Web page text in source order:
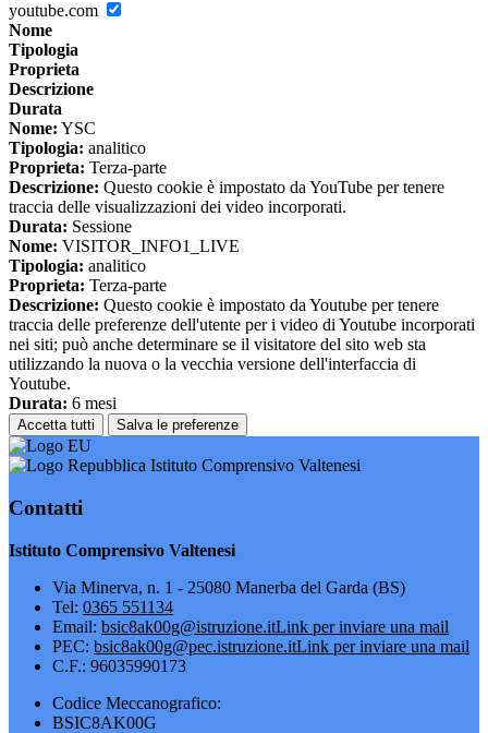
youtube.com
Nome
Tipologia
Proprieta
Descrizione
Durata
Nome: YSC
Tipologia: analitico
Proprieta: Terza-parte
Descrizione: Questo cookie è impostato da YouTube per tenere
traccia delle visualizzazioni dei video incorporati.
Durata: Sessione
Nome: VISITOR_INFO1_LIVE
Tipologia: analitico
Proprieta: Terza-parte
Descrizione: Questo cookie è impostato da Youtube per tenere
traccia delle preferenze dell'utente per i video di Youtube incorporati
nei siti; può anche determinare se il visitatore del sito web sta
utilizzando la nuova o la vecchia versione dell'interfaccia di
Youtube.
Durata: 6 mesi
Accetta tutti Salva le preferenze
Istituto Comprensivo Valtenesi
Contatti
Istituto Comprensivo Valtenesi
Via Minerva, n. 1 - 25080 Manerba del Garda (BS)
Tel: 0365 551134
Email: bsic8ak00g@istruzione.itLink per inviare una mail
PEC: bsic8ak00g@pec.istruzione.itLink per inviare una mail
C.F.: 96035990173
Codice Meccanografico:
BSIC8AK00G